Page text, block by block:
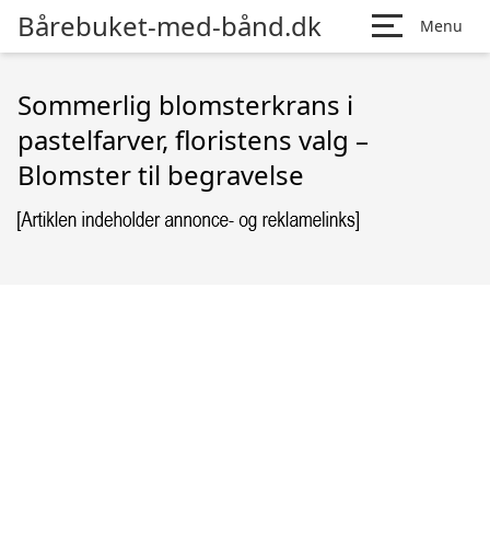
Bårebuket-med-bånd.dk Menu
Sommerlig blomsterkrans i
pastelfarver, floristens valg –
Blomster til begravelse